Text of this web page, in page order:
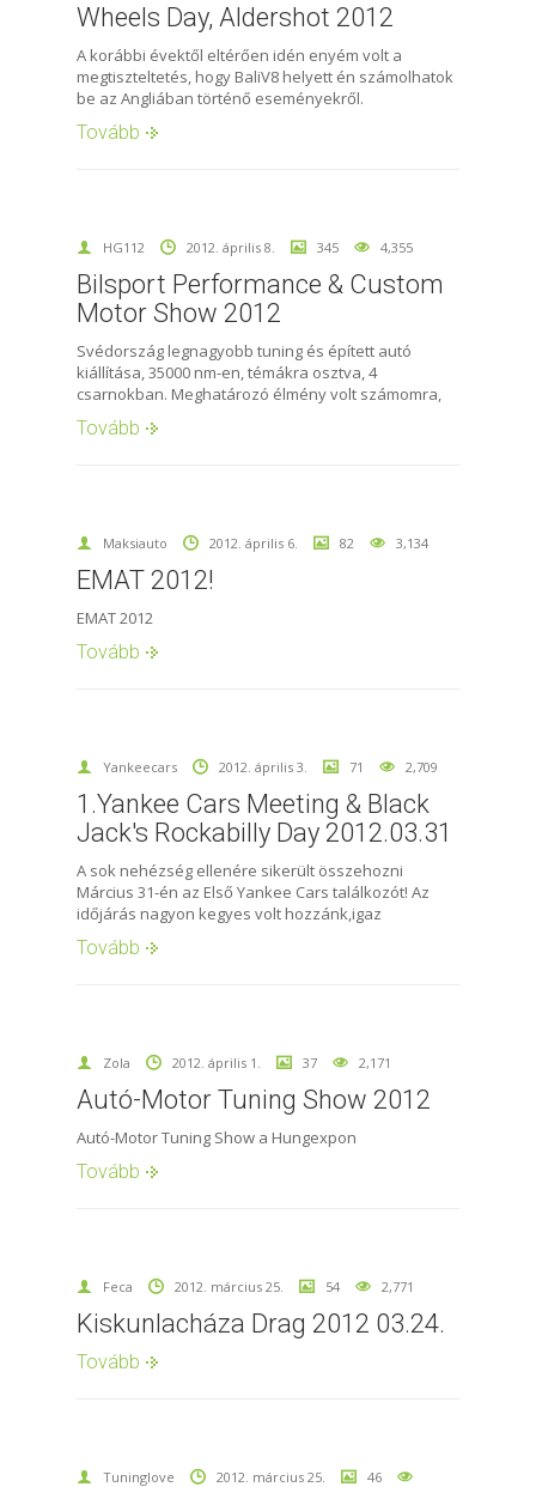
Wheels Day, Aldershot 2012
A korábbi évektől eltérően idén enyém volt a
megtiszteltetés, hogy BaliV8 helyett én számolhatok
be az Angliában történő eseményekről.
Tovább
HG112 2012. április 8. 345 4,355
Bilsport Performance & Custom
Motor Show 2012
Svédország legnagyobb tuning és épített autó
kiállítása, 35000 nm-en, témákra osztva, 4
csarnokban. Meghatározó élmény volt számomra,
Tovább
Maksiauto 2012. április 6. 82 3,134
EMAT 2012!
EMAT 2012
Tovább
Yankeecars 2012. április 3. 71 2,709
1.Yankee Cars Meeting & Black
Jack's Rockabilly Day 2012.03.31
A sok nehézség ellenére sikerült összehozni
Március 31-én az Első Yankee Cars találkozót! Az
időjárás nagyon kegyes volt hozzánk,igaz
Tovább
Zola 2012. április 1. 37 2,171
Autó-Motor Tuning Show 2012
Autó-Motor Tuning Show a Hungexpon
Tovább
Feca 2012. március 25. 54 2,771
Kiskunlacháza Drag 2012 03.24.
Tovább
Tuninglove 2012. március 25.
46